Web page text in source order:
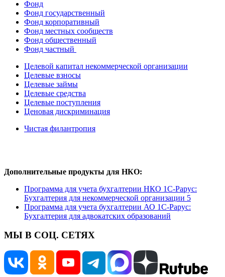
Фонд
Фонд государственный
Фонд корпоративный
Фонд местных сообществ
Фонд общественный
Фонд частный
Целевой капитал некоммерческой организации
Целевые взносы
Целевые займы
Целевые средства
Целевые поступления
Ценовая дискриминация
Чистая филантропия
Дополнительные продукты для НКО:
Программа для учета бухгалтерии НКО 1С-Рарус:
Бухгалтерия для некоммерческой организации 5
Программа для учета бухгалтерии АО 1С-Рарус:
Бухгалтерия для адвокатских образований
МЫ В СОЦ. СЕТЯХ